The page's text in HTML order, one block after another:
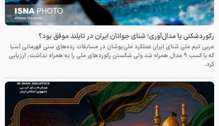
رکوردشکنی یا مدال‌آوری؛ شنای جوانان ایران در تایلند موفق بود؟
مربی تیم ملی شنای ایران عملکرد ملی‌پوشان در مسابقات رده‌های سنی قهرمانی آسیا
که با کسب ۹ مدال همراه شد ولی شکستن رکوردهای ملی را به همراه نداشت، ارزیابی
کرد.